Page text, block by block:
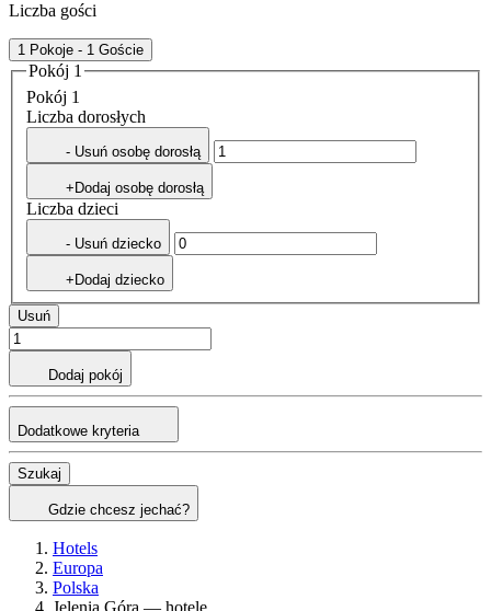
Liczba gości
1 Pokoje - 1 Goście
Pokój 1
Pokój 1
Liczba dorosłych
- Usuń osobę dorosłą
+Dodaj osobę dorosłą
Liczba dzieci
- Usuń dziecko
+Dodaj dziecko
Usuń
Dodaj pokój
Dodatkowe kryteria
Szukaj
Gdzie chcesz jechać?
Hotels
Europa
Polska
Jelenia Góra — hotele